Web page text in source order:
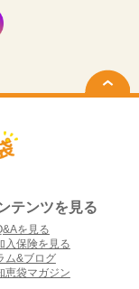
テンツを見る
を見る
入保険を見る
ム&ブログ
恵袋マガジン